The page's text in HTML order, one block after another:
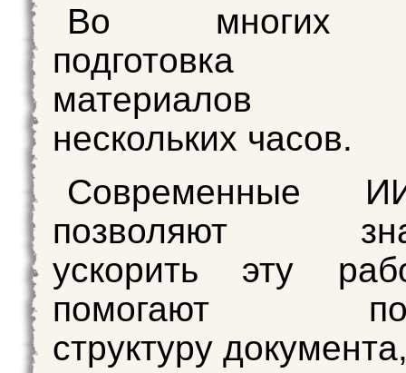
Во многих
подготовка
материалов
нескольких часов.
Современные
позволяют
ускорить эту
помогают
структуру